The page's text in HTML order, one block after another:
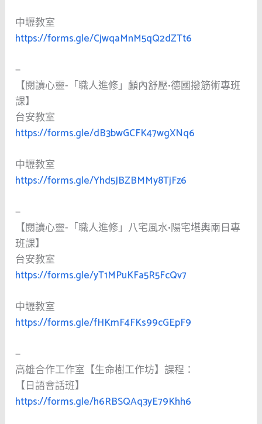
中壢教室
https://forms.gle/CjwqaMnM5qQ2dZTt6
—
【閱讀心靈-「職人進修」顱內舒壓•德國撥筋術專班
課】
台安教室
https://forms.gle/dB3bwGCFK47wgXNq6
中壢教室
https://forms.gle/Yhd5JBZBMMy8TjFz6
—
【閱讀心靈-「職人進修」八宅風水•陽宅堪輿兩日專
班課】
台安教室
https://forms.gle/yT1MPuKFa5R5FcQv7
中壢教室
https://forms.gle/fHKmF4FKs99cGEpF9
—
高雄合作工作室【生命樹工作坊】課程：
【日語會話班】
https://forms.gle/h6RBSQAq3yE79Khh6